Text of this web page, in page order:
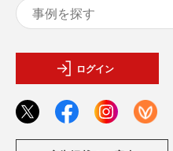
ログイン